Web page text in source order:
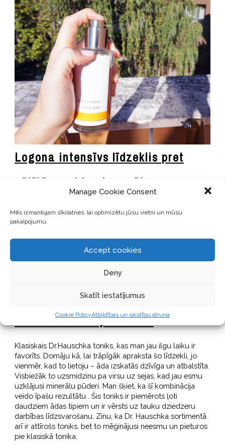
Manage Cookie Consent
Mēs izmantojam sīkdatnes, lai optimizētu jūsu vietni un mūsu
pakalpojumu.
Accept cookies
Deny
Skatīt iestatījumus
Cookie PolicyAtbildības un saistību atruna
Logona intensīvs līdzeklis pret
pūtītēm ar bio piparmētru un
salicilskābi
uzlieku tieši uz izsituma, vēlams – vairākas reizes dienā.
Sastāvā esošie antibakteriālie augu ekstrakti pēc manas
pieredzes strādā ļoti labi! Un palīdz izsitumam ātrāk
produkts nav ļoti kodīgs, bet efektīvs. Kā arī tas izžūst
Dr.Hauschka sejas toniks
Klasiskais Dr.Hauschka toniks, kas man jau ilgu laiku ir
favorīts. Domāju kā, lai trāpīgāk apraksta šo līdzekli, jo
vienmēr, kad to lietoju – āda izskatās dzīvīga un atbalstīta.
Visbiežāk to uzsmidzinu pa virsu uz sejas, kad jau esmu
uzklājusi minerālu pūderi. Man šķiet, ka šī kombinācija
veido īpašu rezultātu . Šis toniks ir piemērots ļoti
daudziem ādas tipiem un ir vērsts uz tauku dziedzeru
darbības līdzsvarošanu. Zinu, ka Dr. Hauschka sortimentā
arī ir attīrošs toniks, bet to mēģinājusi neesmu un pieturos
pie klasiskā tonika.